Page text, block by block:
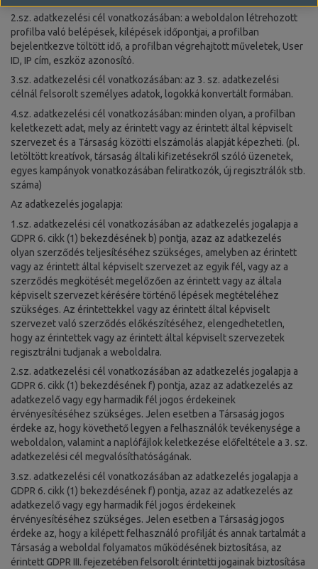
2.sz. adatkezelési cél vonatkozásában: a weboldalon létrehozott
profilba való belépések, kilépések időpontjai, a profilban
bejelentkezve töltött idő, a profilban végrehajtott műveletek, User
ID, IP cím, eszköz azonosító.
3.sz. adatkezelési cél vonatkozásában: az 3. sz. adatkezelési
célnál felsorolt személyes adatok, logokká konvertált formában.
4.sz. adatkezelési cél vonatkozásában: minden olyan, a profilban
keletkezett adat, mely az érintett vagy az érintett által képviselt
szervezet és a Társaság közötti elszámolás alapját képezheti. (pl.
letöltött kreatívok, társaság általi kifizetésekről szóló üzenetek,
egyes kampányok vonatkozásában feliratkozók, új regisztrálók stb.
száma)
Az adatkezelés jogalapja:
1.sz. adatkezelési cél vonatkozásában az adatkezelés jogalapja a
GDPR 6. cikk (1) bekezdésének b) pontja, azaz az adatkezelés
olyan szerződés teljesítéséhez szükséges, amelyben az érintett
vagy az érintett által képviselt szervezet az egyik fél, vagy az a
szerződés megkötését megelőzően az érintett vagy az általa
képviselt szervezet kérésére történő lépések megtételéhez
szükséges. Az érintettekkel vagy az érintett által képviselt
szervezet való szerződés előkészítéséhez, elengedhetetlen,
hogy az érintettek vagy az érintett által képviselt szervezetek
regisztrálni tudjanak a weboldalra.
2.sz. adatkezelési cél vonatkozásában az adatkezelés jogalapja a
GDPR 6. cikk (1) bekezdésének f) pontja, azaz az adatkezelés az
adatkezelő vagy egy harmadik fél jogos érdekeinek
érvényesítéséhez szükséges. Jelen esetben a Társaság jogos
érdeke az, hogy követhető legyen a felhasználók tevékenysége a
weboldalon, valamint a naplófájlok keletkezése előfeltétele a 3. sz.
adatkezelési cél megvalósíthatóságának.
3.sz. adatkezelési cél vonatkozásában az adatkezelés jogalapja a
GDPR 6. cikk (1) bekezdésének f) pontja, azaz az adatkezelés az
adatkezelő vagy egy harmadik fél jogos érdekeinek
érvényesítéséhez szükséges. Jelen esetben a Társaság jogos
érdeke az, hogy a kilépett felhasználó profilját és annak tartalmát a
Társaság a weboldal folyamatos működésének biztosítása, az
érintett GDPR III. fejezetében felsorolt érintetti jogainak biztosítása